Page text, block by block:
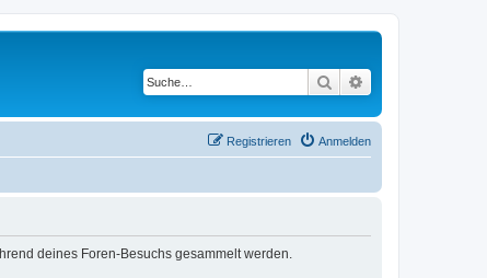
Suche
Anmelden
Registrieren
deines Foren-Besuchs gesammelt werden.